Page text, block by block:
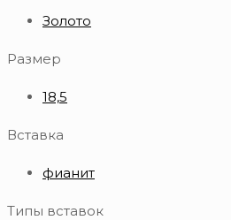
Золото
Размер
18,5
Вставка
фианит
Типы вставок